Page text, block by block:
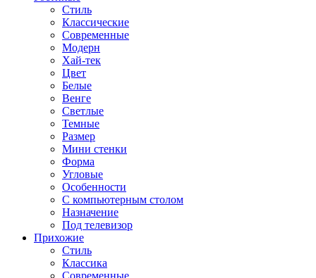
Стиль
Классические
Современные
Модерн
Хай-тек
Цвет
Белые
Венге
Светлые
Темные
Размер
Мини стенки
Форма
Угловые
Особенности
С компьютерным столом
Назначение
Под телевизор
Прихожие
Стиль
Классика
Современные